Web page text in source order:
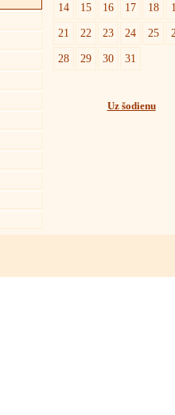
14
15 16 17 18
21
22 23 24 25
28
29 30 31
Uz šodienu